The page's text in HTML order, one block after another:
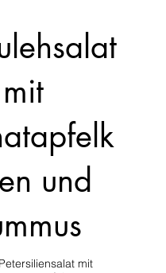
mit
und
mit